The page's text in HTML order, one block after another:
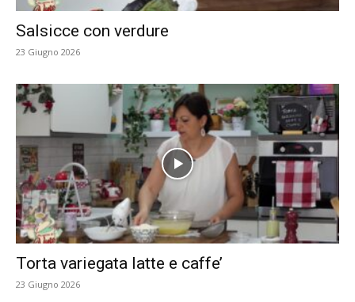
Salsicce con verdure
23 Giugno 2026
Torta variegata latte e caffe’
23 Giugno 2026